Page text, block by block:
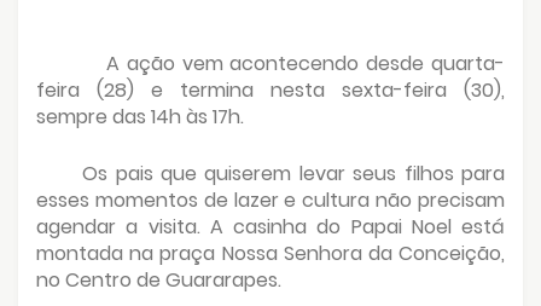
A ação vem acontecendo desde quarta-
feira (28) e termina nesta sexta-feira (30),
sempre das 14h às 17h.
Os pais que quiserem levar seus filhos para
esses momentos de lazer e cultura não precisam
agendar a visita. A casinha do Papai Noel está
montada na praça Nossa Senhora da Conceição,
no Centro de Guararapes.